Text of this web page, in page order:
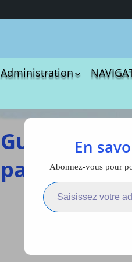
Administration
S.M.I.C et Cotisations
Affiches pour book
Convention
Lettres Types
Projet d’accueil
calendrier des
Vaccination
Guide
pajemploi
En
Abonnez-vous pour
Saisissez votre adresse e-mail…